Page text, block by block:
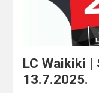
LC Waikiki |
13.7.2025.